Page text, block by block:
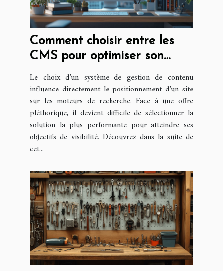
Comment choisir entre les
CMS pour optimiser son
référencement ?
Le choix d’un système de gestion de contenu
influence directement le positionnement d’un site
sur les moteurs de recherche. Face à une offre
pléthorique, il devient difficile de sélectionner la
solution la plus performante pour atteindre ses
objectifs de visibilité. Découvrez dans la suite de
cet...